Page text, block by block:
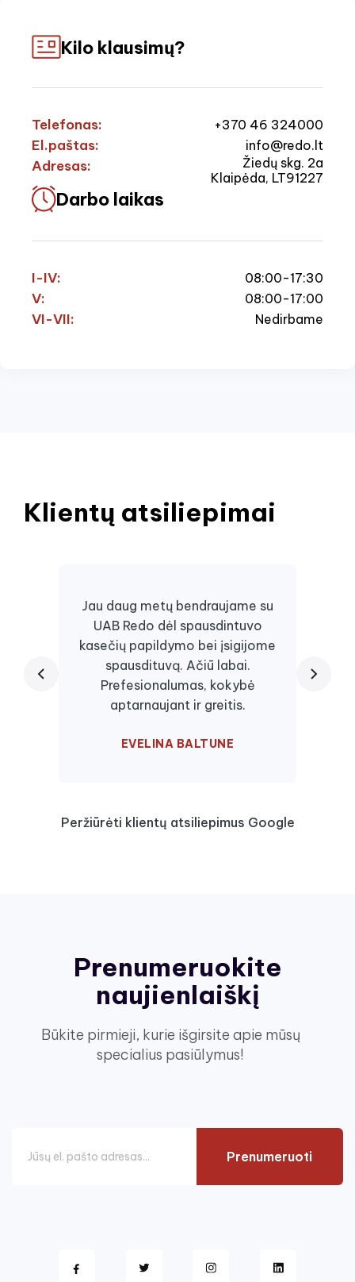
Kilo klausimų?
Telefonas: +370 46 324000
El.paštas: info@redo.lt
Adresas:
Žiedų skg. 2a
Klaipėda, LT91227
Darbo laikas
I-IV: 08:00-17:30
V: 08:00-17:00
VI-VII: Nedirbame
Klientų atsiliepimai
Jau daug metų bendraujame su
UAB Redo dėl spausdintuvo
kasečių papildymo bei įsigijome
spausdituvą. Ačiū labai.
Prefesionalumas, kokybė
aptarnaujant ir greitis.
EVELINA BALTUNE
Peržiūrėti klientų atsiliepimus Google
Prenumeruokite
naujienlaiškį
Būkite pirmieji, kurie išgirsite apie mūsų
specialius pasiūlymus!
Prenumeruoti